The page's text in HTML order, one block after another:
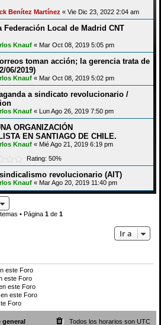
Benítez Martínez « Vie Dic 23, 2022 2:04 am
Local de Madrid CNT
Knauf « Mar Oct 08, 2019 5:05 pm
toman acción; la gerencia trata de
06/2019)
Knauf « Mar Oct 08, 2019 5:02 pm
a sindicato revolucionario /
Knauf « Lun Ago 26, 2019 7:50 pm
ORGANIZACIÓN
EN SANTIAGO DE CHILE.
Knauf « Mié Ago 21, 2019 6:19 pm
Rating: 50%
revolucionario (AIT)
Knauf « Mar Ago 20, 2019 11:40 pm
• Página 1de 1
Ir a
este Foro
este Foro
este Foro
este Foro
Foro
general Todos los horarios son UTC